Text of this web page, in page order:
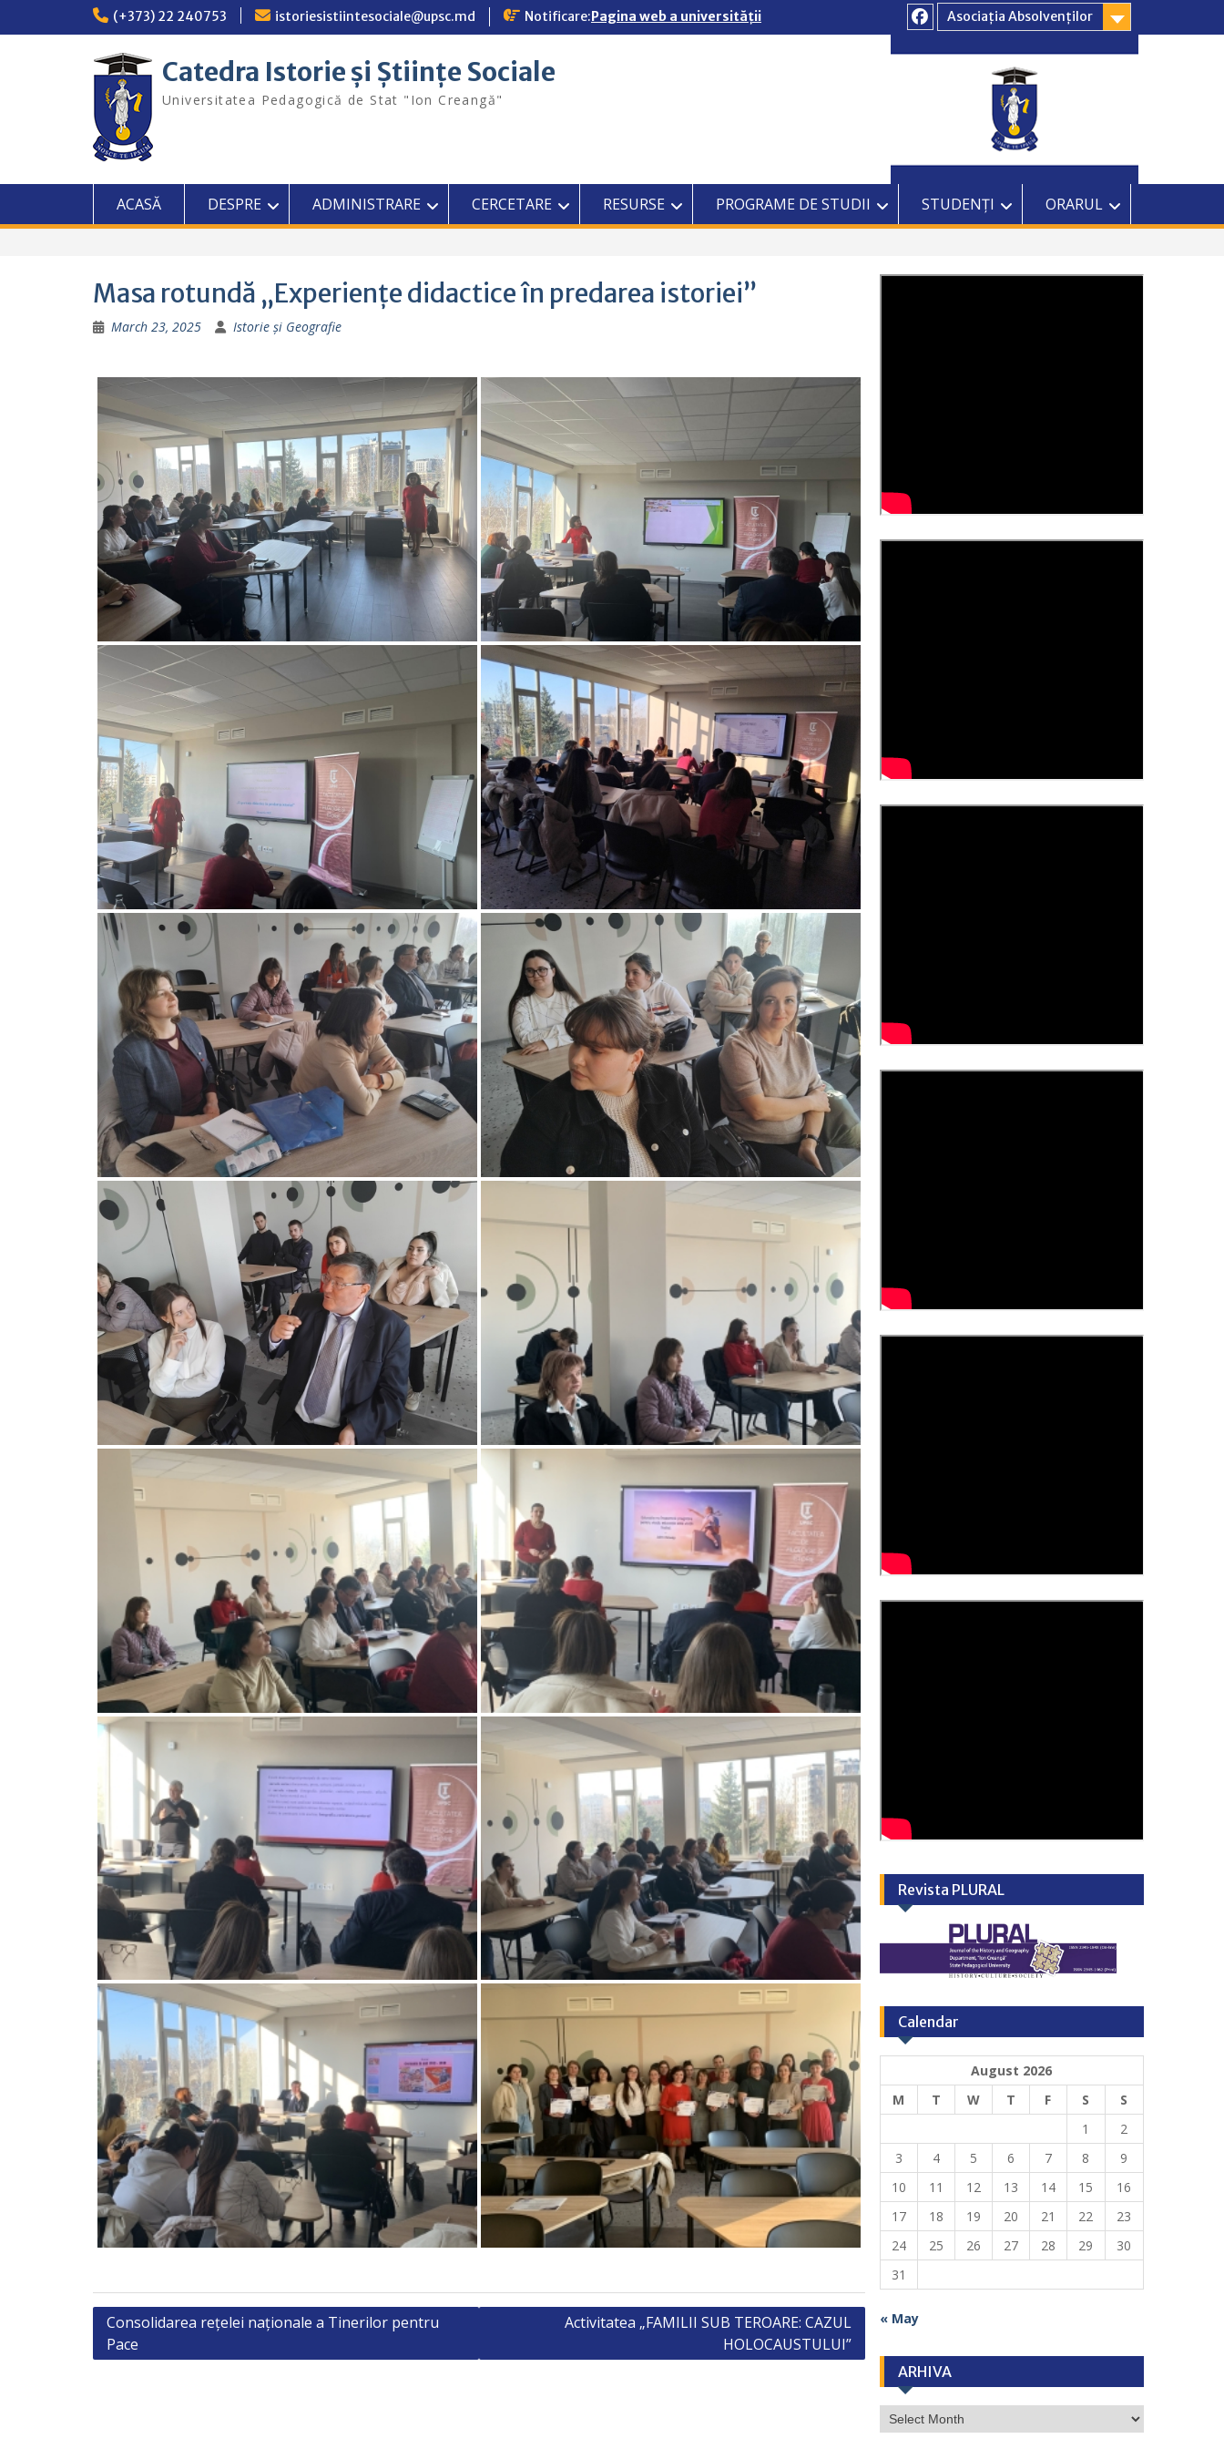
(+373) 22 240753 istoriesistiintesociale@upsc.md Notificare:Pagina web a universității
Asociația Absolvenților
Catedra Istorie și Științe Sociale
Universitatea Pedagogică de Stat "Ion Creangă"
ACASĂ DESPRE ADMINISTRARE CERCETARE RESURSE PROGRAME DE STUDII STUDENȚI ORARUL
Masa rotundă „Experiențe didactice în predarea istoriei”
March 23, 2025 Istorie și Geografie
Post
navigation
Consolidarea rețelei naționale a Tinerilor pentru
Pace
Activitatea „FAMILII SUB TEROARE: CAZUL
HOLOCAUSTULUI”
Revista PLURAL
Calendar
August 2026
M
T W T F S
S
1
2
3
4 5 6 7 8
9
10
11 12 13 14 15
16
17
18 19 20 21 22
23
24
25 26 27 28 29
30
31
« May
ARHIVA
ARHIVA